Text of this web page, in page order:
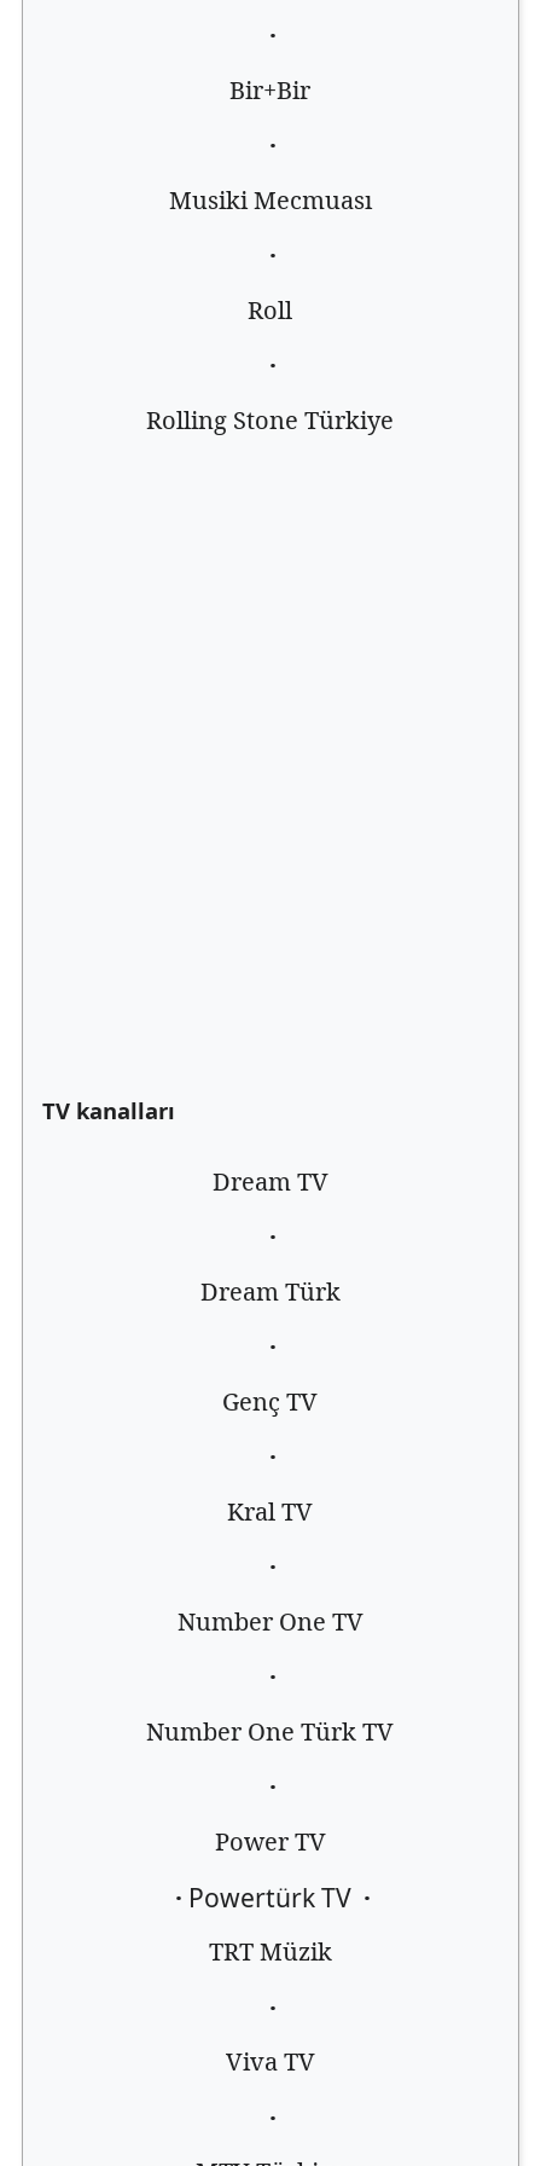
·
Bir+Bir
·
Musiki Mecmuası
·
Roll
·
Rolling Stone Türkiye
TV kanalları
Dream TV
·
Dream Türk
·
Genç TV
·
Kral TV
·
Number One TV
·
Number One Türk TV
·
Power TV
· Powertürk TV ·
TRT Müzik
·
Viva TV
·